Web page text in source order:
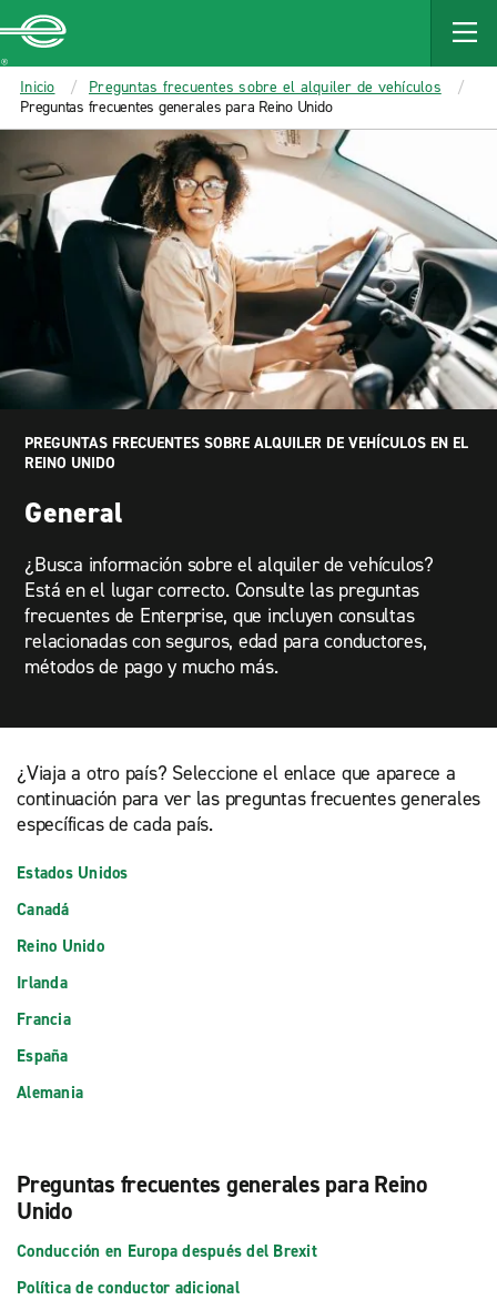
MAIN
CONTENT
Enterprise
Inicio
Preguntas frecuentes sobre el alquiler de vehículos
Preguntas frecuentes generales para Reino Unido
PREGUNTAS FRECUENTES SOBRE ALQUILER DE VEHÍCULOS EN EL
REINO UNIDO
General
¿Busca información sobre el alquiler de vehículos?
Está en el lugar correcto. Consulte las preguntas
frecuentes de Enterprise, que incluyen consultas
relacionadas con seguros, edad para conductores,
métodos de pago y mucho más.
¿Viaja a otro país? Seleccione el enlace que aparece a
continuación para ver las preguntas frecuentes generales
específicas de cada país.
Estados Unidos
Canadá
Reino Unido
Irlanda
Francia
España
Alemania
Preguntas frecuentes generales para Reino
Unido
Conducción en Europa después del Brexit
Política de conductor adicional